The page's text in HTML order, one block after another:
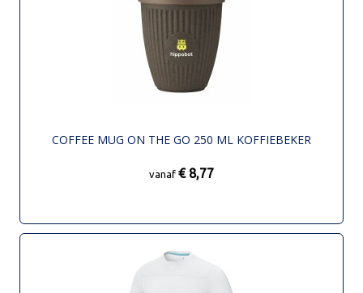
COFFEE MUG ON THE GO 250 ML KOFFIEBEKER
vanaf € 8,77